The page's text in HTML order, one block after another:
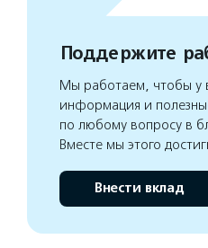
Поддержите
Мы работаем, чтобы у
информация и
по любому вопросу в
Вместе мы этого
Внести вклад